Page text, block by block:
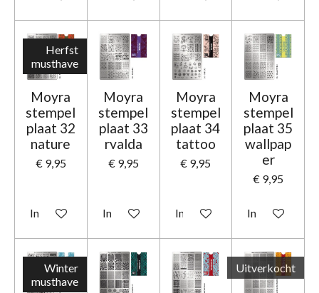
Herfst
musthave
Moyra
stempel
plaat 32
nature
€ 9,95
In winkelwagen
Moyra
stempel
plaat 33
rvalda
€ 9,95
In winkelwagen
Moyra
stempel
plaat 34
tattoo
€ 9,95
In winkelwagen
Moyra
stempel
plaat 35
wallpap
er
€ 9,95
In
Winter
musthave
Uitverkocht